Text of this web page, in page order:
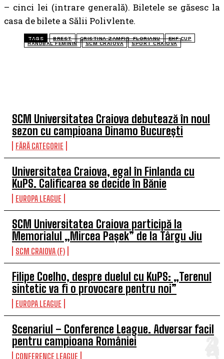
SCM Universitatea Craiova debutează în noul
sezon cu campioana Dinamo București
FĂRĂ CATEGORIE
Universitatea Craiova, egal în Finlanda cu
KuPS. Calificarea se decide în Bănie
EUROPA LEAGUE
SCM Universitatea Craiova participă la
Memorialul „Mircea Pașek” de la Târgu Jiu
SCM CRAIOVA (F)
Filipe Coelho, despre duelul cu KuPS: „Terenul
sintetic va fi o provocare pentru noi”
EUROPA LEAGUE
Scenariul – Conference League. Adversar facil
pentru campioana României
CONFERENCE LEAGUE
– cinci lei (intrare generală). Biletele se găsesc la
casa de bilete a Sălii Polivlente.
TAGS BREST CRISTINA ZAMFIR-FLORIANU
EHF CUP
HANDBAL FEMININ
SCM CRAIOVA SPORT CRAIOVA